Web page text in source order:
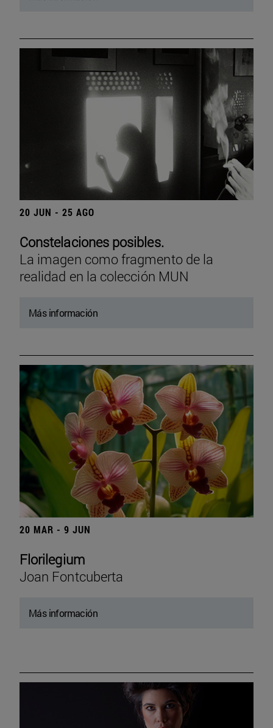
20 JUN - 25 AGO
Constelaciones posibles.
La imagen como fragmento de la
realidad en la colección MUN
Más información
20 MAR - 9 JUN
Florilegium
Joan Fontcuberta
Más información